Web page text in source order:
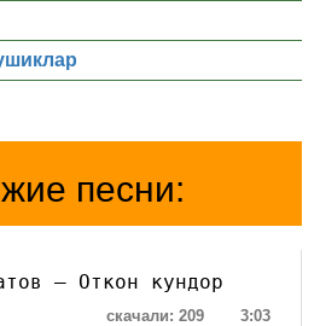
песни:
— Откон кундор
3:03
скачали: 209